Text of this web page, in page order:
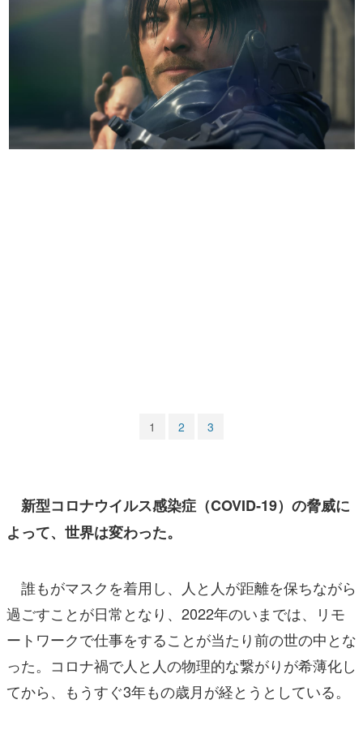
ゲームが変えた日本語
「経験値」「裏技」「ラスボス」… ゲームにまつわる言葉
の起源や用法の変遷を、コンピューター文化史研究家・タ
イニーP氏が徹底調査。
カテゴリ
特集記事
1 2 3
新型コロナウイルス感染症（COVID‑19）の脅威に
よって、世界は変わった。
誰もがマスクを着用し、人と人が距離を保ちながら
過ごすことが日常となり、2022年のいまでは、リモ
ートワークで仕事をすることが当たり前の世の中とな
った。コロナ禍で人と人の物理的な繋がりが希薄化し
てから、もうすぐ3年もの歳月が経とうとしている。